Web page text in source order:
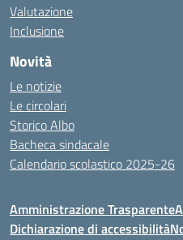
Valutazione
Inclusione
Novità
Le notizie
Le circolari
Storico Albo
Bacheca sindacale
Calendario scolastico 2025-26
Amministrazione Trasparente
Dichiarazione di accessibilità